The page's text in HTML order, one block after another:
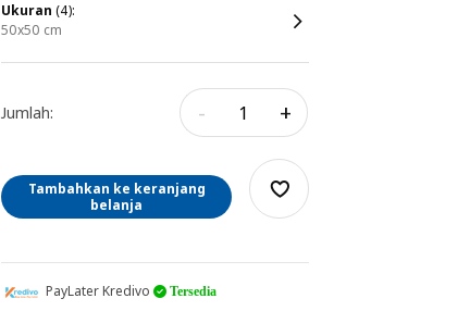
ukuran (4):
50x50 cm
Jumlah: - +
Tambahkan ke keranjang
belanja
PayLater Kredivo Tersedia